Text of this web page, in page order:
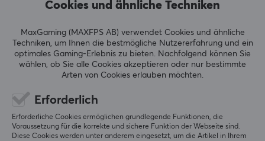
Bekannt für kompromisslose Qualität, Leistung und
Innovation. Mit fortschrittlichen Lenkradbases, Pedalen,
Rigs und Zubehör schafft das Unternehmen ein
authentisches und fesselndes Erlebnis für Enthusiasten
und Profifahrer. Die Philosophie hinter Conspits Arbeit
ist es, Präzisionstechnik mit Leidenschaft für Motorsport
zu vereinen. Jedes Detail ist auf maximale
0.0
Basierend auf 0 Bewertungen
4
1
0%
GEBE EINE BEWERTUNG AB
Mehr aus unserer
Cookies und ähnliche Techniken
MaxGaming (MAXFPS AB) verwendet Cookies und ähnliche
Techniken, um Ihnen die bestmögliche Nutzererfahrung und ein
optimales Gaming-Erlebnis zu bieten.
Nachfolgend können Sie
wählen, ob Sie alle Cookies akzeptieren oder nur bestimmte
Arten von Cookies erlauben möchten.
Erforderlich
Erforderliche Cookies ermöglichen grundlegende Funktionen, die
Voraussetzung für die korrekte und sichere Funktion der Webseite sind.
Diese Cookies werden unter anderem eingesetzt, um die Artikel in Ihrem